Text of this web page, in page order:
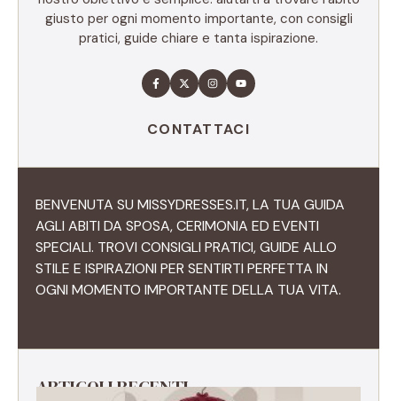
giusto per ogni momento importante, con consigli
pratici, guide chiare e tanta ispirazione.
CONTATTACI
BENVENUTA SU MISSYDRESSES.IT, LA TUA GUIDA
AGLI ABITI DA SPOSA, CERIMONIA ED EVENTI
SPECIALI. TROVI CONSIGLI PRATICI, GUIDE ALLO
STILE E ISPIRAZIONI PER SENTIRTI PERFETTA IN
OGNI MOMENTO IMPORTANTE DELLA TUA VITA.
ARTICOLI RECENTI